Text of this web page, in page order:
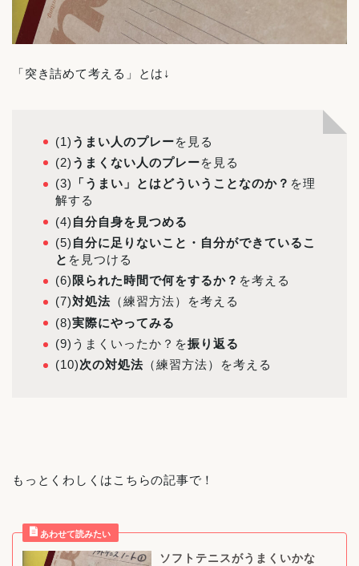
「突き詰めて考える」とは↓
(1) うまい人のプレーを見る
(2) うまくない人のプレーを見る
(3)
「うまい」とはどういうことなのか？ を理
解する
(4) 自分自身を見つめる
(5) 自分に足りないこと・自分ができているこ
と を見つける
(6) 限られた時間で何をするか？ を考える
(7)対処法 （練習方法）を考える
(8)実際にやってみる
(9)うまくいったか？を振り返る
(10)次の対処法 （練習方法）を考える
もっとくわしくはこちらの記事で！
ソフトテニスがうまくいかな